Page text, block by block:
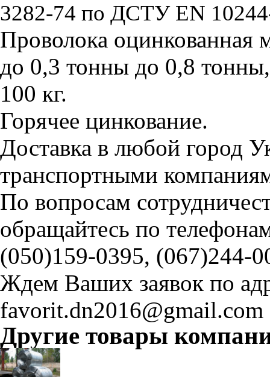
3282-74 по ДСТУ EN
Проволока оцинкованная
до 0,3 тонны до 0,8
100 кг.
Горячее цинкование.
Доставка в любой город
транспортными
По вопросам
обращайтесь по
(050)159-0395, (067)244-
Ждем Ваших заявок по
favorit.dn2016@gmail.com
Другие товары